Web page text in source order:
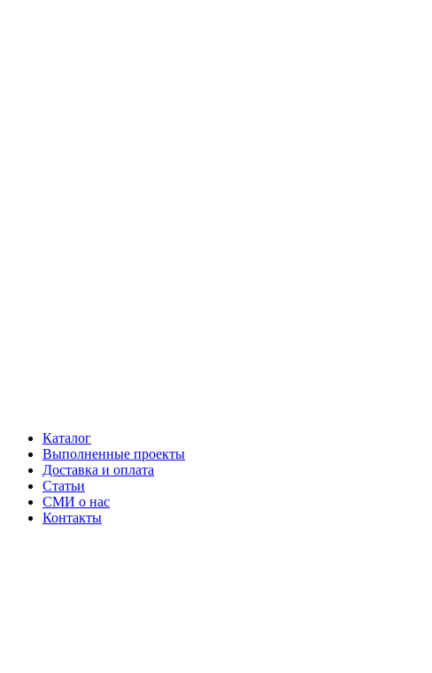
Каталог
Выполненные проекты
Доставка и оплата
Статьи
СМИ о нас
Контакты